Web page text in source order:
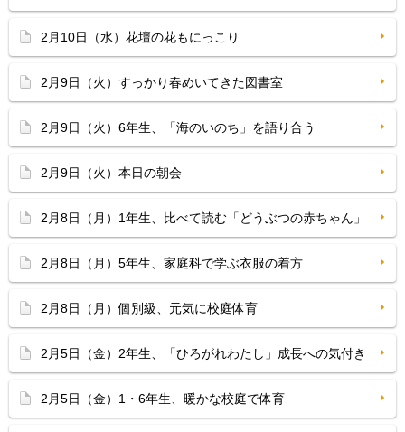
2月10日（水）花壇の花もにっこり
2月9日（火）すっかり春めいてきた図書室
2月9日（火）6年生、「海のいのち」を語り合う
2月9日（火）本日の朝会
2月8日（月）1年生、比べて読む「どうぶつの赤ちゃん」
2月8日（月）5年生、家庭科で学ぶ衣服の着方
2月8日（月）個別級、元気に校庭体育
2月5日（金）2年生、「ひろがれわたし」成長への気付き
2月5日（金）1・6年生、暖かな校庭で体育